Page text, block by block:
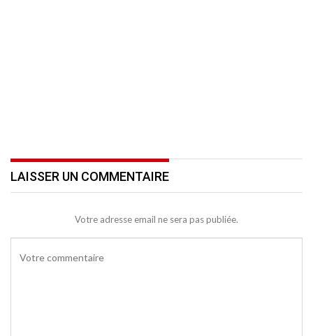
LAISSER UN COMMENTAIRE
Votre adresse email ne sera pas publiée.